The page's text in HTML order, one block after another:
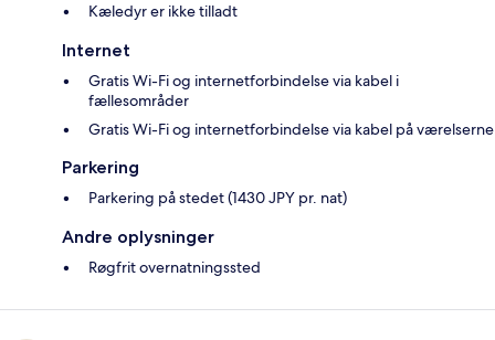
Kæledyr er ikke tilladt
Internet
Gratis Wi-Fi og internetforbindelse via kabel i
fællesområder
Gratis Wi-Fi og internetforbindelse via kabel på værelserne
Parkering
Parkering på stedet (1430 JPY pr. nat)
Andre oplysninger
Røgfrit overnatningssted